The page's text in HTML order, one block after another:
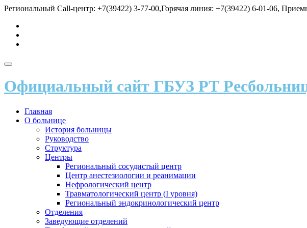
Перейти
содержимому
Региональный Call-центр: +7(39422) 3-77-00,Горячая линия: +7(39422) 6-01-06,
Показать/
навигацию
Официальный сайт ГБУЗ РТ
Главная
О больнице
История больницы
Руководство
Структура
Центры
Региональный сосудистый центр
Центр анестезиологии и реанимации
Нефрологический центр
Травматологический центр (I уровня)
Региональный эндокринологический центр
Отделения
Заведующие отделений